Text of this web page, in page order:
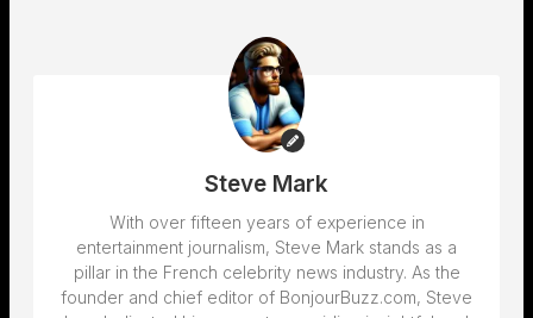
Steve Mark
With over fifteen years of experience in
entertainment journalism, Steve Mark stands as a
pillar in the French celebrity news industry. As the
founder and chief editor of BonjourBuzz.com, Steve